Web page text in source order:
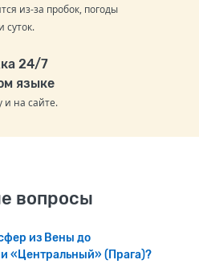
из-за пробок, погоды
суток.
24/7
языке
и на сайте.
вопросы
из Вены до
«Центральный» (Прага)?